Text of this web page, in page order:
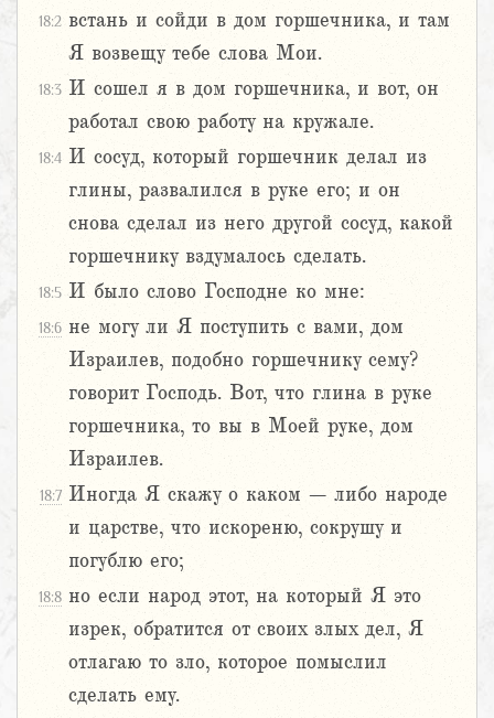
18:2 встань и сойди в дом горшечника, и там
Я возвещу тебе слова Мои.
18:3 И сошел я в дом горшечника, и вот, он
работал свою работу на кружале.
18:4 И сосуд, который горшечник делал из
глины, развалился в руке его; и он
снова сделал из него другой сосуд, какой
горшечнику вздумалось сделать.
18:5 И было слово Господне ко мне:
18:6 не могу ли Я поступить с вами, дом
Израилев, подобно горшечнику сему?
говорит Господь. Вот, что глина в руке
горшечника, то вы в Моей руке, дом
Израилев.
18:7 Иногда Я скажу о каком – либо народе
и царстве, что искореню, сокрушу и
погублю его;
18:8 но если народ этот, на который Я это
изрек, обратится от своих злых дел, Я
отлагаю то зло, которое помыслил
сделать ему.